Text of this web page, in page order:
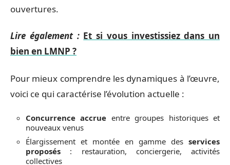
ouvertures.
Lire également : Et si vous investissiez dans un
bien en LMNP ?
Pour mieux comprendre les dynamiques à l’œuvre,
voici ce qui caractérise l’évolution actuelle :
Concurrence accrue entre groupes historiques et
nouveaux venus
Élargissement et montée en gamme des services
proposés : restauration, conciergerie, activités
collectives